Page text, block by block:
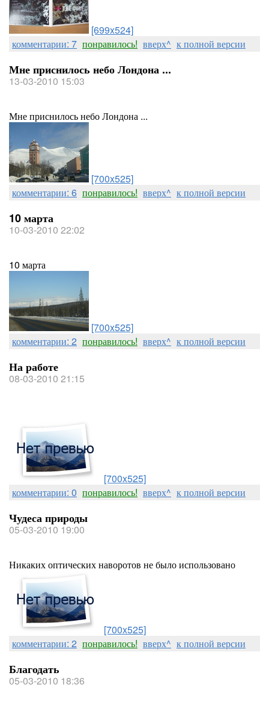
[699x524]
комментарии: 7 понравилось! вверх^ к полной версии
Мне приснилось небо Лондона ...
13-03-2010 15:03
Мне приснилось небо Лондона ...
[700x525]
комментарии: 6 понравилось! вверх^ к полной версии
10 марта
10-03-2010 22:02
10 марта
[700x525]
комментарии: 2 понравилось! вверх^ к полной версии
На работе
08-03-2010 21:15
[700x525]
комментарии: 0 понравилось! вверх^ к полной версии
Чудеса природы
05-03-2010 19:00
Никаких оптических наворотов не было использовано
[700x525]
комментарии: 2 понравилось! вверх^ к полной версии
Благодать
05-03-2010 18:36